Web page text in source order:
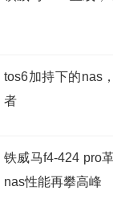
tos6加持下的nas
者
铁威马f4-424 pro
nas性能再攀高峰